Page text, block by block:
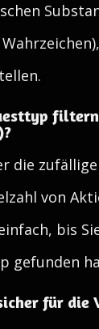
die
von
bis
gefunden
für die